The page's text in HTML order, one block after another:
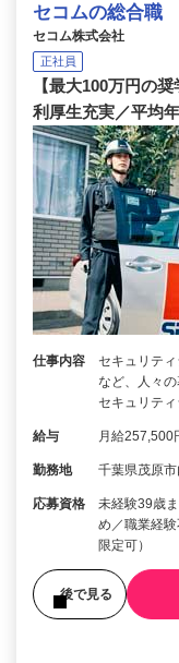
セコムの総合職
セコム株式会社
正社員
【最大100万円の
利厚生充実／平均
仕事内容
セキュリテ
など、人々
セキュリテ
給与 月給257,500
勤務地 千葉県茂原
応募資格
未経験39歳
め／職業経
限定可）
後で見る